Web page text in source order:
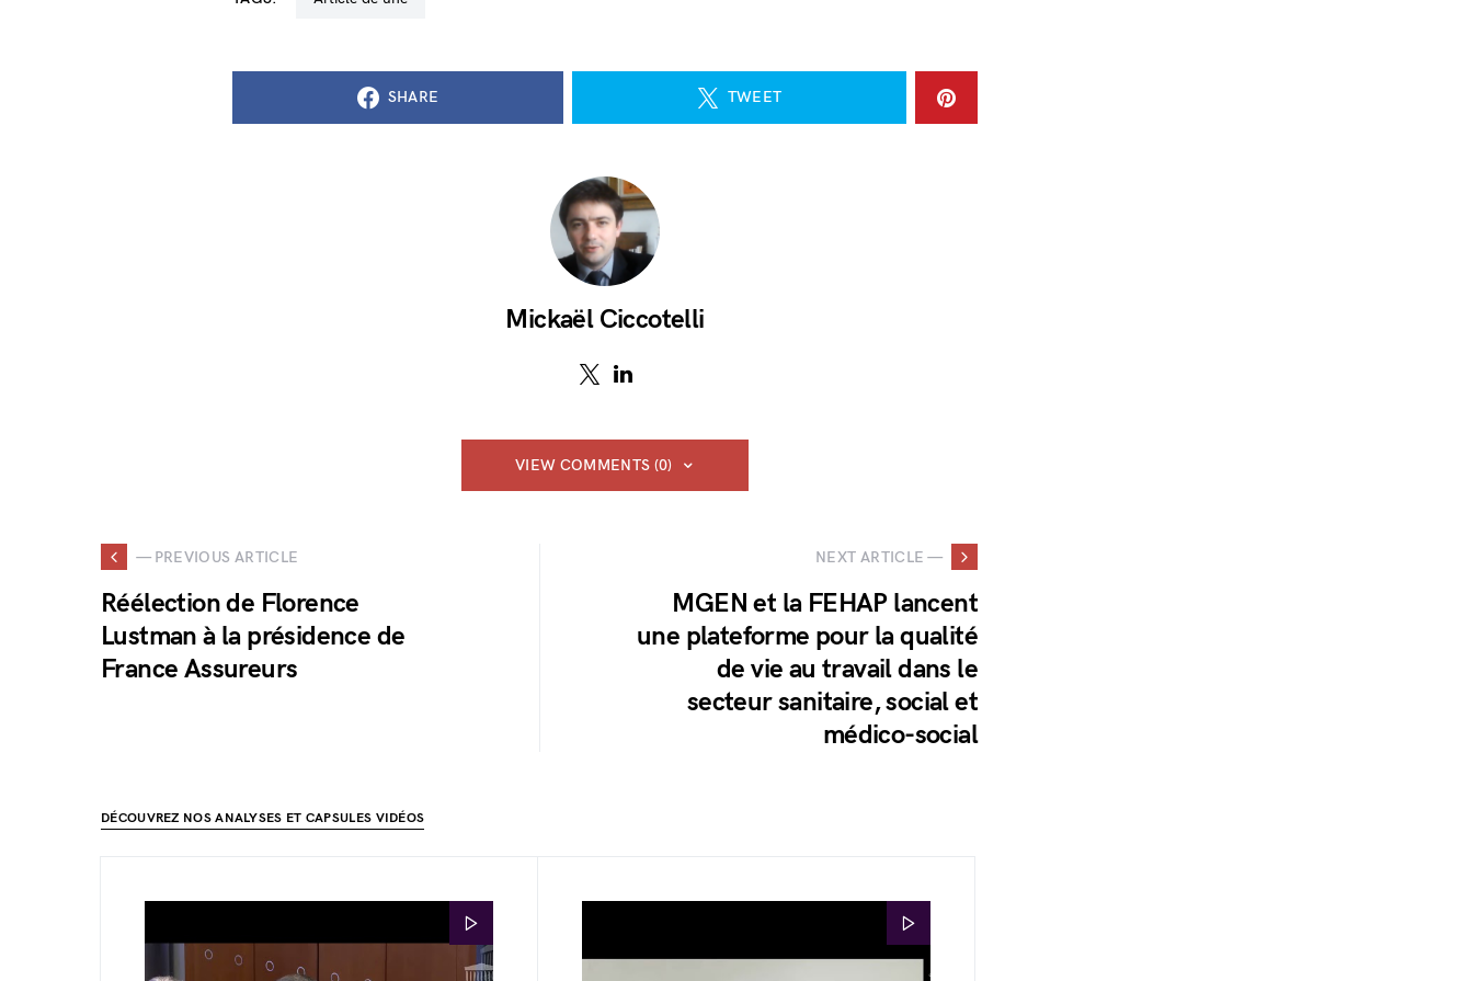
SHARE TWEET
Mickaël Ciccotelli
VIEW COMMENTS (0)
— PREVIOUS ARTICLE
Réélection de Florence
Lustman à la présidence de
France Assureurs
NEXT ARTICLE —
MGEN et la FEHAP lancent
une plateforme pour la qualité
de vie au travail dans le
secteur sanitaire, social et
médico-social
DÉCOUVREZ NOS ANALYSES ET CAPSULES VIDÉOS